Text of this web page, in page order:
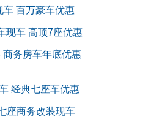
车 百万豪车优惠
现车 高顶7座优惠
务房车年底优惠
经典七座车优惠
座商务改装现车